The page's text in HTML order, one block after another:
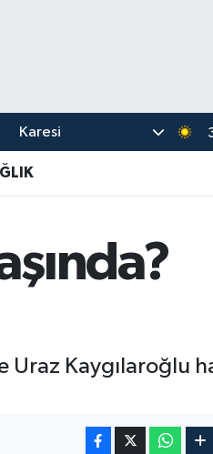
Karesi
Uraz Kaygılaroğlu